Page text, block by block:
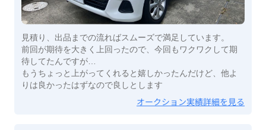
見積り、出品までの流ればスムーズで満足しています。
前回が期待を大きく上回ったので、今回もワクワクして期
待してたんですが…
もうちょっと上がってくれると嬉しかったんだけど、他よ
りは良かったはずなので良しとします
オークション実績詳細を見る